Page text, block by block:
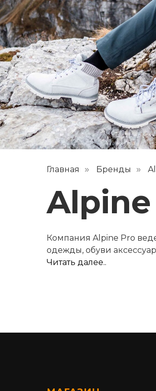
Главная » Бренды »
Компания Alpine Pro
одежды, обуви
Читать далее..